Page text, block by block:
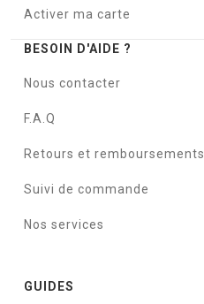
Activer ma carte
BESOIN D'AIDE ?
Nous contacter
F.A.Q
Retours et remboursements
Suivi de commande
Nos services
GUIDES